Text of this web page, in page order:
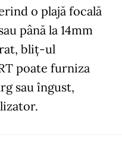
o plajă focală
până la 14mm
bliț-ul
poate furniza
sau îngust,